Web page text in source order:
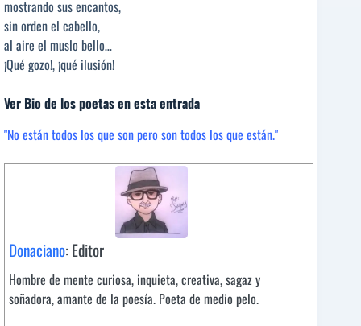
mostrando sus encantos,
sin orden el cabello,
al aire el muslo bello…
¡Qué gozo!, ¡qué ilusión!
Ver Bio de los poetas en esta entrada
"No están todos los que son pero son todos los que están."
Donaciano: Editor
Hombre de mente curiosa, inquieta, creativa, sagaz y
soñadora, amante de la poesía. Poeta de medio pelo.